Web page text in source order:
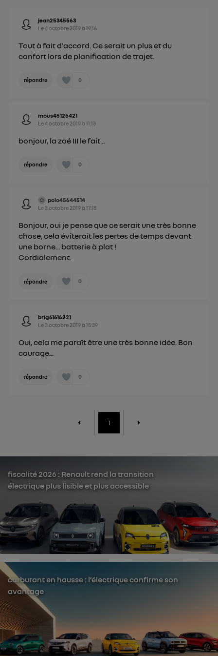
jean25345563
Le4 octobre 2019à19:16
Tout à fait d'accord. Ce serait un plus et du
confort lors de planification de trajet.
répondre 0
mous45125421
Le4 octobre 2019à11:13
bonjour, la zoé III le fait...
répondre 0
polo45644514
Le 3 octobre 2019à17:18
Bonjour, oui je pense que ce serait une très bonne
chose, cela éviterait les pertes de temps devant
une borne... batterie à plat !
Cordialement.
répondre 0
brig61616221
Le 3 octobre 2019à15:39
Oui, cela me paraît être une très bonne idée. Bon
courage...
répondre 0
1
fiscalité 2026 : Renault rend la transition
électrique plus lisible et plus accessible
carburant en hausse : l’électrique confirme son
avantage